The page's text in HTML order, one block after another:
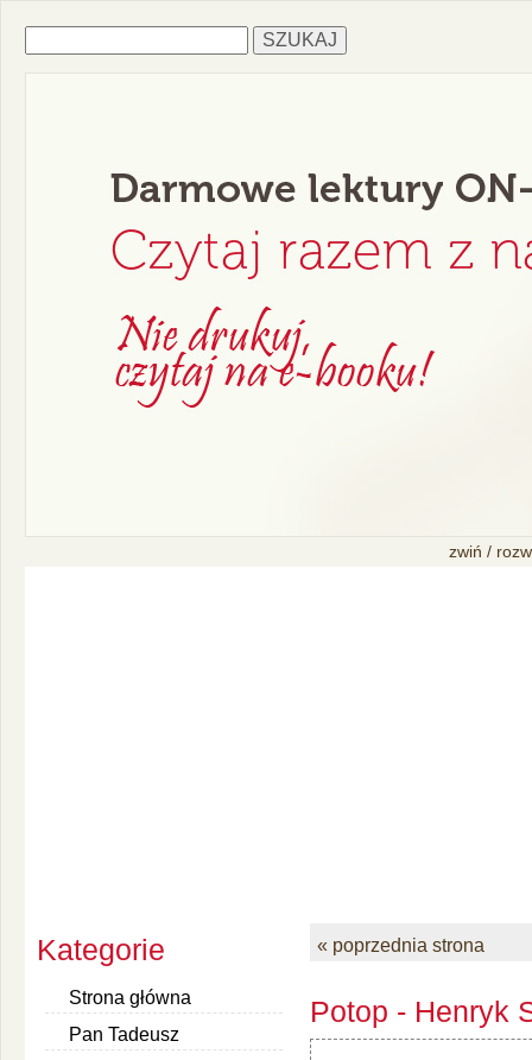
zwiń /
Kategorie
Strona główna
Pan Tadeusz
« poprzednia strona
Potop - Henryk